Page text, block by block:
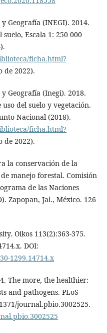
Geografía (INEGI). 2014.
Escala 1: 250 000
ficha.html?
de 2022).
Geografía (Inegi). 2018.
del suelo y vegetación.
Nacional (2018).
ficha.html?
de 2022).
la conservación de la
manejo forestal. Comisión
de las Naciones
Zapopan, Jal., México. 126
Oikos 113(2):363-375.
DOI:
1299.14714.x
The more, the healthier:
and pathogens. PLoS
journal.pbio.3002525.